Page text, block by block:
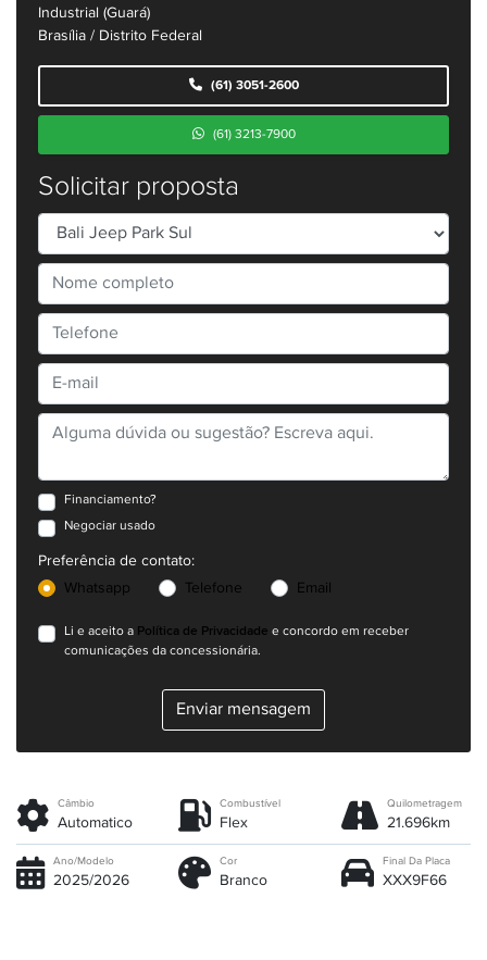
Industrial (Guará)
Brasília / Distrito Federal
(61) 3051-2600
(61) 3213-7900
Solicitar proposta
Financiamento?
Negociar usado
Preferência de contato:
Whatsapp
Telefone Email
Li e aceito a Política de Privacidade e concordo em receber
comunicações da concessionária.
Enviar mensagem
Câmbio
Automatico
Combustível
Flex
Quilometragem
21.696km
Ano/Modelo
2025/2026
Cor
Branco
Final Da Placa
XXX9F66